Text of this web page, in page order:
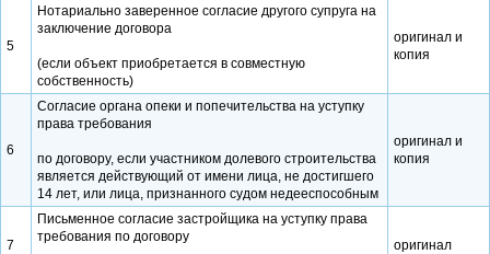
5
Нотариально заверенное согласие другого супруга на
заключение договора
(если объект приобретается в совместную
собственность)
оригинал и
копия
6
Согласие органа опеки и попечительства на уступку
права требования
по договору, если участником долевого строительства
является действующий от имени лица, не достигшего
14 лет, или лица, признанного судом недееспособным
оригинал и
копия
7
Письменное согласие застройщика на уступку права
требования по договору
оригинал